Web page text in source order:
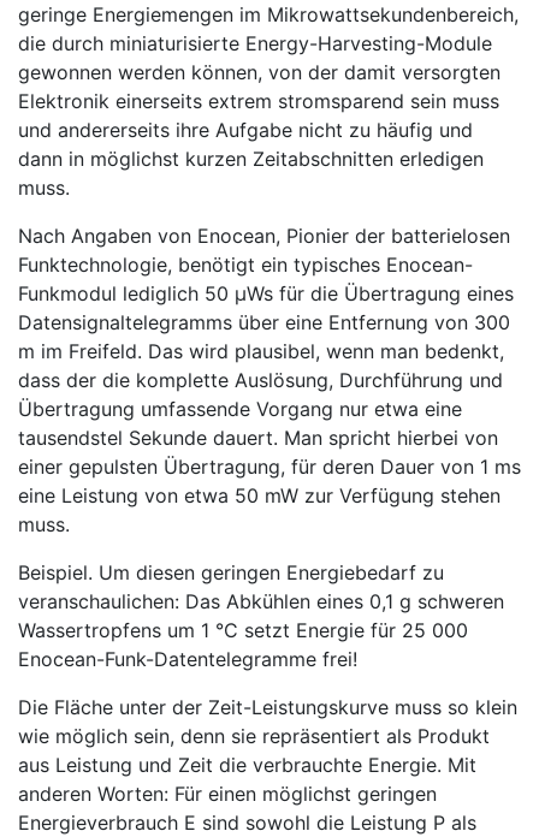
geringe Energiemengen im Mikrowattsekundenbereich,
die durch miniaturisierte Energy-Harvesting-Module
gewonnen werden können, von der damit versorgten
Elektronik einerseits extrem stromsparend sein muss
und andererseits ihre Aufgabe nicht zu häufig und
dann in möglichst kurzen Zeitabschnitten erledigen
muss.
Nach Angaben von Enocean, Pionier der batterielosen
Funktechnologie, benötigt ein typisches Enocean-
Funkmodul lediglich 50 μWs für die Übertragung eines
Datensignaltelegramms über eine Entfernung von 300
m im Freifeld. Das wird plausibel, wenn man bedenkt,
dass der die komplette Auslösung, Durchführung und
Übertragung umfassende Vorgang nur etwa eine
tausendstel Sekunde dauert. Man spricht hierbei von
einer gepulsten Übertragung, für deren Dauer von 1 ms
eine Leistung von etwa 50 mW zur Verfügung stehen
muss.
Beispiel. Um diesen geringen Energiebedarf zu
veranschaulichen: Das Abkühlen eines 0,1 g schweren
Wassertropfens um 1 °C setzt Energie für 25 000
Enocean-Funk-Datentelegramme frei!
Die Fläche unter der Zeit-Leistungskurve muss so klein
wie möglich sein, denn sie repräsentiert als Produkt
aus Leistung und Zeit die verbrauchte Energie. Mit
anderen Worten: Für einen möglichst geringen
Energieverbrauch E sind sowohl die Leistung P als